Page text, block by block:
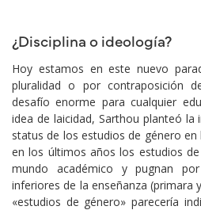
¿Disciplina o ideología?
Hoy estamos en este nuevo
pluralidad o por contraposición
desafío enorme para cualquier
idea de laicidad, Sarthou planteó la
status de los estudios de género
en los últimos años los estudios
mundo académico y pugnan
inferiores de la enseñanza (primara
«estudios de género» parecería